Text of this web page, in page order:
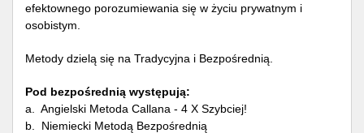
efektownego porozumiewania się w życiu prywatnym i
osobistym.
Metody dzielą się na Tradycyjna i Bezpośrednią.
Pod bezpośrednią występują:
a. Angielski Metoda Callana - 4 X Szybciej!
b. Niemiecki Metodą Bezpośrednią